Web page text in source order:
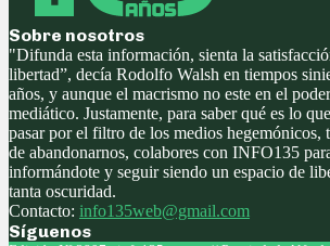
Sobre nosotros
"Difunda esta información, sienta la
libertad”, decía Rodolfo Walsh en tiempos
años, y aunque el macrismo no este en el
mediático. Justamente, para saber qué es lo
pasar por el filtro de los medios hegemónicos,
de abandonarnos, colabores con INFO135
informándote y seguir siendo un espacio de
tanta oscuridad.
Contacto: info135web@gmail.com
Síguenos